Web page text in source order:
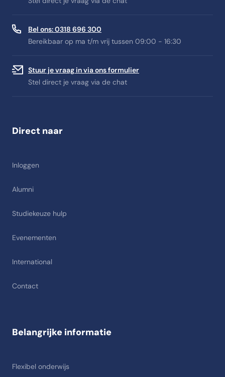
Bel ons: 0318 696 300
Bereikbaar op ma t/m vrij tussen 09:00 - 16:30
Stuur je vraag in via ons formulier
Stel direct je vraag via de chat
Direct naar
Inloggen
Alumni
Studiekeuze hulp
Evenementen
International
Contact
Belangrijke informatie
Flexibel onderwijs